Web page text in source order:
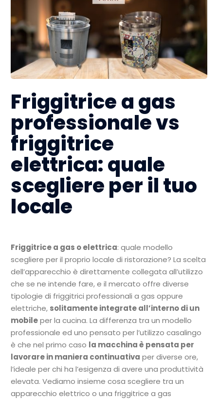
Friggitrice a gas
professionale vs
friggitrice
elettrica: quale
scegliere per il tuo
locale
Friggitrice a gas o elettrica: quale modello
scegliere per il proprio locale di ristorazione? La scelta
dell’apparecchio è direttamente collegata all’utilizzo
che se ne intende fare, e il mercato offre diverse
tipologie di friggitrici professionali a gas oppure
elettriche, solitamente integrate all’interno di un
mobileper la cucina. La differenza tra un modello
professionale ed uno pensato per l’utilizzo casalingo
è che nel primo caso la macchina è pensata per
lavorare in maniera continuativa per diverse ore,
l’ideale per chi ha l’esigenza di avere una produttività
elevata. Vediamo insieme cosa scegliere tra un
apparecchio elettrico o una friggitrice a gas